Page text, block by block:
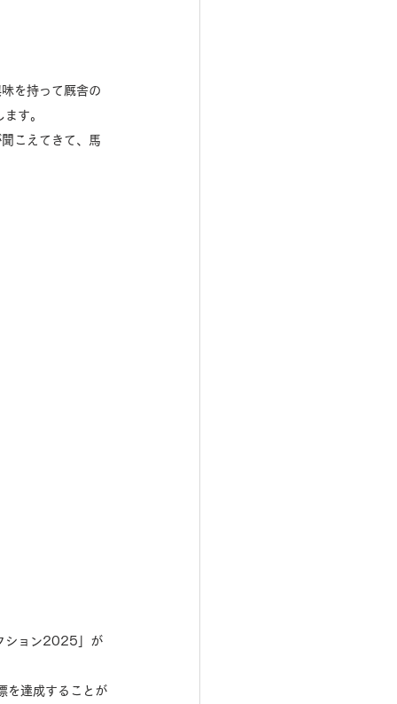
を持って厩舎の
す。
こえてきて、馬
ション2025」が
を達成することが